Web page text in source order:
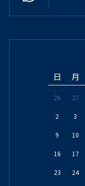
日 月
26 27
2 3
9 10
16 17
23 24